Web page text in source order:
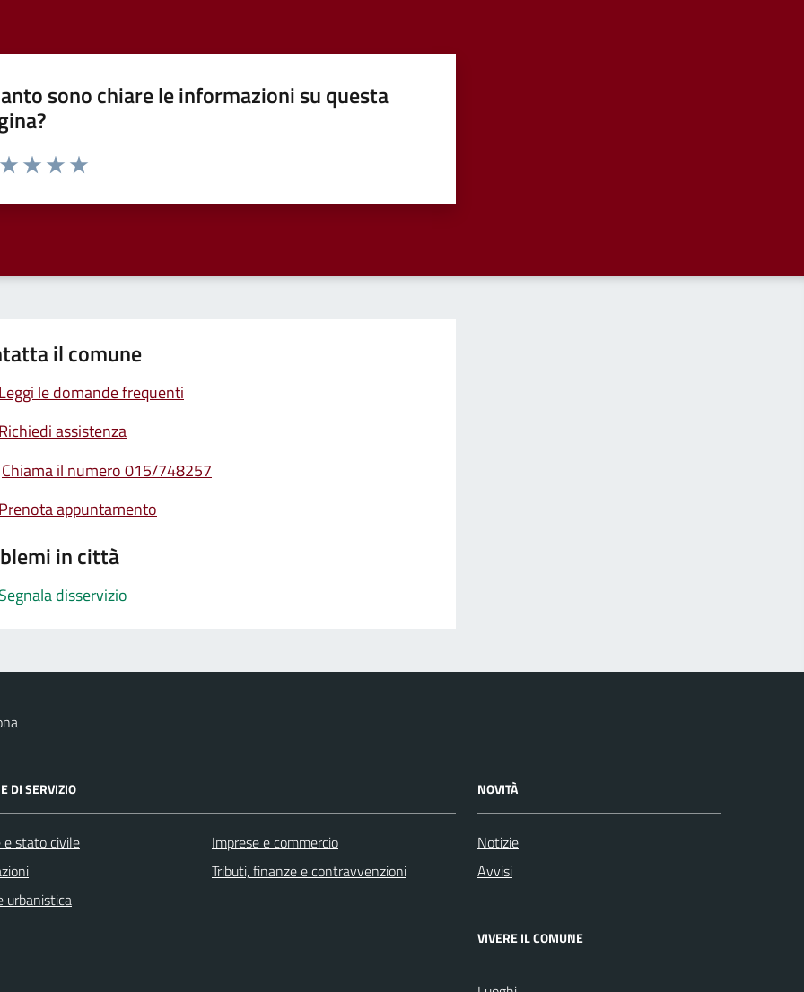
sono chiare le informazioni su questa
da 1 a 5 stelle la pagina
il comune
Leggi le domande frequenti
Richiedi assistenza
Chiama il numero 015/748257
Prenota appuntamento
in città
Segnala disservizio
DI SERVIZIO
e stato civile
urbanistica
Imprese e commercio
Tributi, finanze e contravvenzioni
NOVITÀ
Notizie
Avvisi
VIVERE IL COMUNE